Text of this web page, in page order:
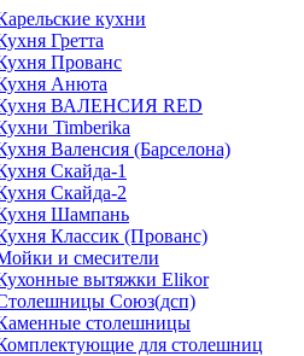
кухни
Гретта
Прованс
Анюта
ВАЛЕНСИЯ RED
Timberika
Валенсия (Барселона)
Скайда-1
Скайда-2
Шампань
Классик (Прованс)
и смесители
вытяжки Elikor
Союз(дсп)
столешницы
для столешниц